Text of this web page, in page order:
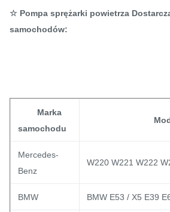
☆ Pompa sprężarki powietrza
samochodów:
Marka
samochodu
Mercedes-
Benz
W220 W221 W222
BMW BMW E53 / X5 E39